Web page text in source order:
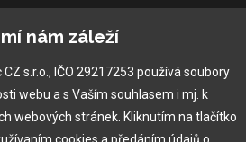
nám záleží
s.r.o., IČO 29217253 používá soubory
webu a s Vaším souhlasem i mj. k
webových stránek. Kliknutím na tlačítko
cookies a předáním údajů o